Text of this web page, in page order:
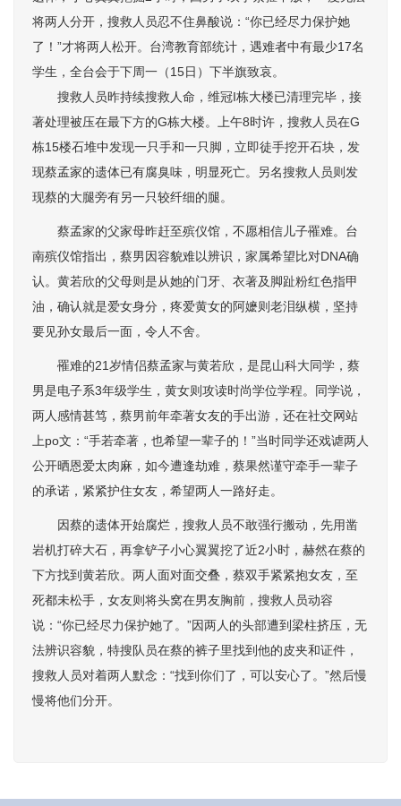
将两人分开，搜救人员忍不住鼻酸说：“你已经尽力保护她
了！”才将两人松开。台湾教育部统计，遇难者中有最少17名
学生，全台会于下周一（15日）下半旗致哀。
搜救人员昨持续搜救人命，维冠I栋大楼已清理完毕，接
著处理被压在最下方的G栋大楼。上午8时许，搜救人员在G
栋15楼石堆中发现一只手和一只脚，立即徒手挖开石块，发
现蔡孟家的遗体已有腐臭味，明显死亡。另名搜救人员则发
现蔡的大腿旁有另一只较纤细的腿。
蔡孟家的父家母昨赶至殡仪馆，不愿相信儿子罹难。台
南殡仪馆指出，蔡男因容貌难以辨识，家属希望比对DNA确
认。黄若欣的父母则是从她的门牙、衣著及脚趾粉红色指甲
油，确认就是爱女身分，疼爱黄女的阿嬷则老泪纵横，坚持
要见孙女最后一面，令人不舍。
罹难的21岁情侣蔡孟家与黄若欣，是昆山科大同学，蔡
男是电子系3年级学生，黄女则攻读时尚学位学程。同学说，
两人感情甚笃，蔡男前年牵著女友的手出游，还在社交网站
上po文：“手若牵著，也希望一辈子的！”当时同学还戏谑两人
公开晒恩爱太肉麻，如今遭逢劫难，蔡果然谨守牵手一辈子
的承诺，紧紧护住女友，希望两人一路好走。
因蔡的遗体开始腐烂，搜救人员不敢强行搬动，先用凿
岩机打碎大石，再拿铲子小心翼翼挖了近2小时，赫然在蔡的
下方找到黄若欣。两人面对面交叠，蔡双手紧紧抱女友，至
死都未松手，女友则将头窝在男友胸前，搜救人员动容
说：“你已经尽力保护她了。”因两人的头部遭到梁柱挤压，无
法辨识容貌，特搜队员在蔡的裤子里找到他的皮夹和证件，
搜救人员对着两人默念：“找到你们了，可以安心了。”然后慢
慢将他们分开。